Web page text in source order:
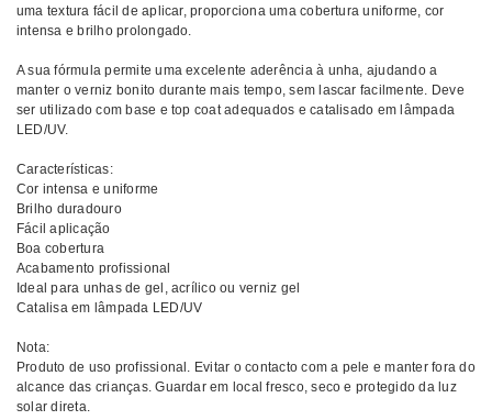
uma textura fácil de aplicar, proporciona uma cobertura uniforme, cor
intensa e brilho prolongado.
A sua fórmula permite uma excelente aderência à unha, ajudando a
manter o verniz bonito durante mais tempo, sem lascar facilmente. Deve
ser utilizado com base e top coat adequados e catalisado em lâmpada
LED/UV.
Características:
Cor intensa e uniforme
Brilho duradouro
Fácil aplicação
Boa cobertura
Acabamento profissional
Ideal para unhas de gel, acrílico ou verniz gel
Catalisa em lâmpada LED/UV
Nota:
Produto de uso profissional. Evitar o contacto com a pele e manter fora do
alcance das crianças. Guardar em local fresco, seco e protegido da luz
solar direta.